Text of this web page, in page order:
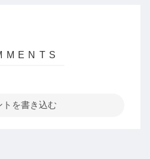
トを書き込む